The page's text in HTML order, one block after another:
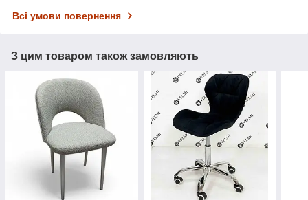
Всі умови повернення
З цим товаром також замовляють